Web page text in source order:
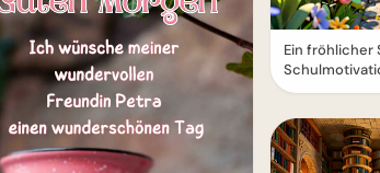
Ein fröhlicher